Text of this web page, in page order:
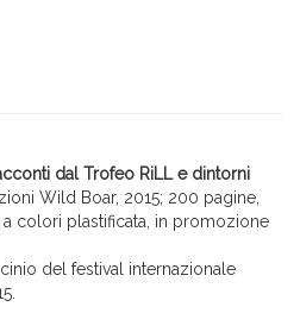
dal Trofeo RiLL e dintorni
Wild Boar, 2015; 200 pagine,
colori plastificata, in promozione
del festival internazionale